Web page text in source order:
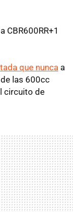
CBR600RR+1
que nunca a
las 600cc
circuito de